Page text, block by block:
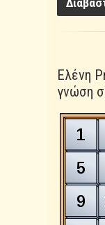
Ελένη
γνώση